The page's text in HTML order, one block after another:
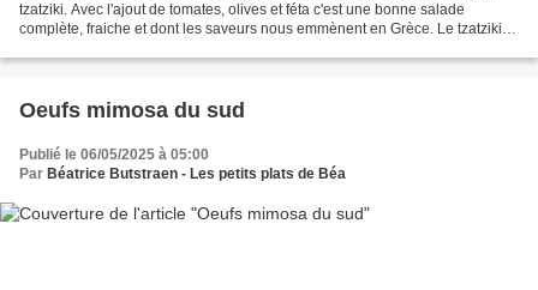
tzatziki. Avec l'ajout de tomates, olives et féta c'est une bonne salade
complète, fraiche et dont les saveurs nous emmènent en Grèce. Le tzatziki
Oeufs mimosa du sud
Publié le 06/05/2025 à 05:00
Par Béatrice Butstraen - Les petits plats de Béa